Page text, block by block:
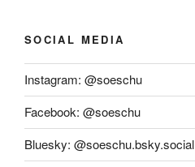
SOCIAL MEDIA
Instagram: @soeschu
Facebook: @soeschu
Bluesky: @soeschu.bsky.social